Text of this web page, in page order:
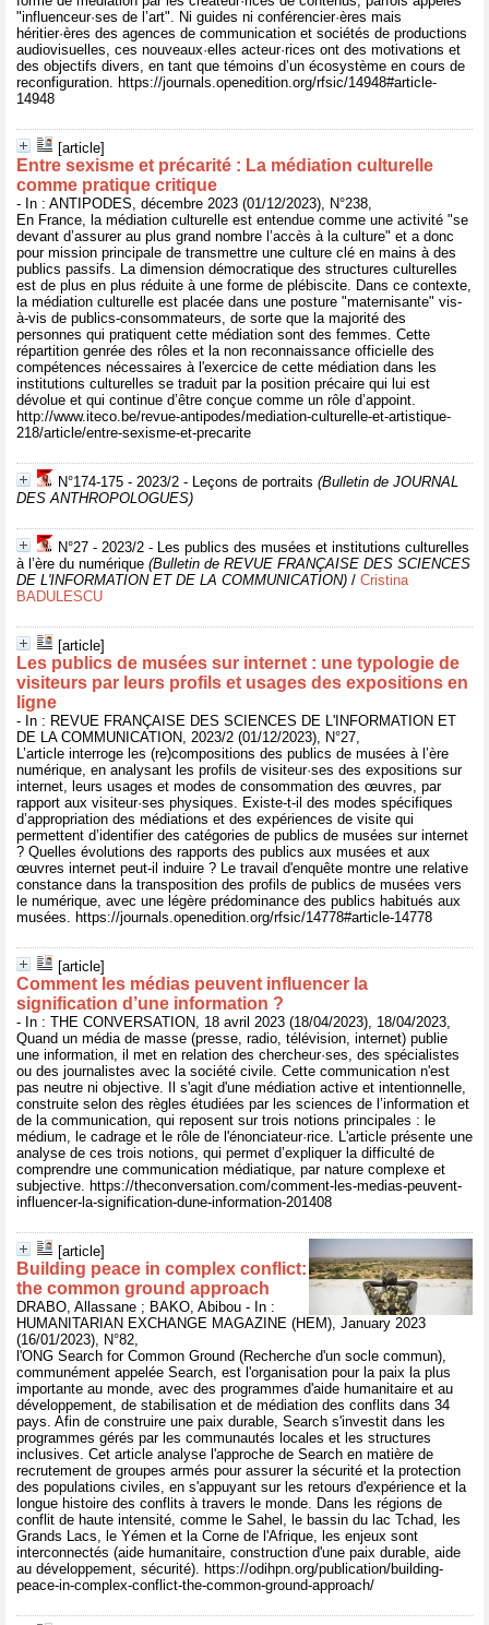
"influenceur·ses de l’art". Ni guides ni conférencier·ères mais
héritier·ères des agences de communication et sociétés de productions
audiovisuelles, ces nouveaux·elles acteur·rices ont des motivations et
des objectifs divers, en tant que témoins d’un écosystème en cours de
reconfiguration. https://journals.openedition.org/rfsic/14948#article-
14948
[article]
Entre sexisme et précarité : La médiation culturelle
comme pratique critique
- In : ANTIPODES, décembre 2023 (01/12/2023), N°238,
En France, la médiation culturelle est entendue comme une activité "se
devant d’assurer au plus grand nombre l’accès à la culture" et a donc
pour mission principale de transmettre une culture clé en mains à des
publics passifs. La dimension démocratique des structures culturelles
est de plus en plus réduite à une forme de plébiscite. Dans ce contexte,
la médiation culturelle est placée dans une posture "maternisante" vis-
à-vis de publics-consommateurs, de sorte que la majorité des
personnes qui pratiquent cette médiation sont des femmes. Cette
répartition genrée des rôles et la non reconnaissance officielle des
compétences nécessaires à l'exercice de cette médiation dans les
institutions culturelles se traduit par la position précaire qui lui est
dévolue et qui continue d’être conçue comme un rôle d’appoint.
http://www.iteco.be/revue-antipodes/mediation-culturelle-et-artistique-
218/article/entre-sexisme-et-precarite
N°174-175 - 2023/2 - Leçons de portraits (Bulletin de JOURNAL
DES ANTHROPOLOGUES)
N°27 - 2023/2 - Les publics des musées et institutions culturelles
à l’ère du numérique (Bulletin de REVUE FRANÇAISE DES SCIENCES
DE L'INFORMATION ET DE LA COMMUNICATION) / Cristina
BADULESCU
[article]
Les publics de musées sur internet : une typologie de
visiteurs par leurs profils et usages des expositions en
ligne
- In : REVUE FRANÇAISE DES SCIENCES DE L'INFORMATION ET
DE LA COMMUNICATION, 2023/2 (01/12/2023), N°27,
L’article interroge les (re)compositions des publics de musées à l’ère
numérique, en analysant les profils de visiteur·ses des expositions sur
internet, leurs usages et modes de consommation des œuvres, par
rapport aux visiteur·ses physiques. Existe-t-il des modes spécifiques
d’appropriation des médiations et des expériences de visite qui
permettent d’identifier des catégories de publics de musées sur internet
? Quelles évolutions des rapports des publics aux musées et aux
œuvres internet peut-il induire ? Le travail d'enquête montre une relative
constance dans la transposition des profils de publics de musées vers
le numérique, avec une légère prédominance des publics habitués aux
musées. https://journals.openedition.org/rfsic/14778#article-14778
[article]
Comment les médias peuvent influencer la
signification d’une information ?
- In : THE CONVERSATION, 18 avril 2023 (18/04/2023), 18/04/2023,
Quand un média de masse (presse, radio, télévision, internet) publie
une information, il met en relation des chercheur·ses, des spécialistes
ou des journalistes avec la société civile. Cette communication n'est
pas neutre ni objective. Il s'agit d'une médiation active et intentionnelle,
construite selon des règles étudiées par les sciences de l’information et
de la communication, qui reposent sur trois notions principales : le
médium, le cadrage et le rôle de l'énonciateur·rice. L'article présente une
analyse de ces trois notions, qui permet d’expliquer la difficulté de
comprendre une communication médiatique, par nature complexe et
subjective. https://theconversation.com/comment-les-medias-peuvent-
influencer-la-signification-dune-information-201408
[article]
Building peace in complex conflict:
the common ground approach
DRABO, Allassane ; BAKO, Abibou - In :
HUMANITARIAN EXCHANGE MAGAZINE (HEM), January 2023
(16/01/2023), N°82,
l'ONG Search for Common Ground (Recherche d'un socle commun),
communément appelée Search, est l'organisation pour la paix la plus
importante au monde, avec des programmes d'aide humanitaire et au
développement, de stabilisation et de médiation des conflits dans 34
pays. Afin de construire une paix durable, Search s'investit dans les
programmes gérés par les communautés locales et les structures
inclusives. Cet article analyse l'approche de Search en matière de
recrutement de groupes armés pour assurer la sécurité et la protection
des populations civiles, en s'appuyant sur les retours d'expérience et la
longue histoire des conflits à travers le monde. Dans les régions de
conflit de haute intensité, comme le Sahel, le bassin du lac Tchad, les
Grands Lacs, le Yémen et la Corne de l'Afrique, les enjeux sont
interconnectés (aide humanitaire, construction d'une paix durable, aide
au développement, sécurité). https://odihpn.org/publication/building-
peace-in-complex-conflict-the-common-ground-approach/